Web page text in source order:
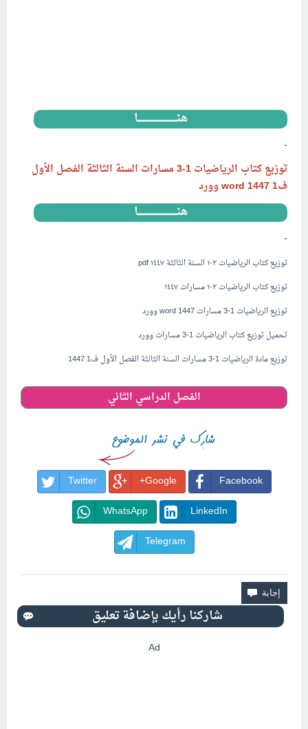
هنــــــــــــــــــــــــــــا
-
توزيع كتاب الرياضيات 1-3 مسارات السنة الثالثة الفصل الأول
ف1 1447
word وورد
هنــــــــــــــــــــــــــــا
-
توزيع كتاب الرياضيات ٣-١ السنة الثالثة ١٤٤٧ pdf
توزيع كتاب الرياضيات ٣-١ مسارات ١٤٤٧
توزيع الرياضيات 1-3 مسارات 1447 word وورد
تحميل توزيع كتاب الرياضيات 1-3 مسارات وورد
توزيع مادة الرياضيات 1-3 مسارات السنة الثالثة الفصل الأول ف1 1447
الفصل الدراسي الثاني
Facebook
Google+
Twitter
LinkedIn
WhatsApp
Telegram
Ad